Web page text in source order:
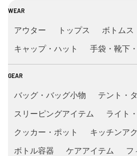
WEAR
アウター トップス ボトムス
キャップ・ハット 手袋・靴下
GEAR
バッグ・バッグ小物 テント・
スリーピングアイテム ライト
クッカー・ポット キッチンア
ボトル容器 ケアアイテム フ